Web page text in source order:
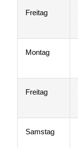
Freitag
Montag
Freitag
Samstag